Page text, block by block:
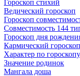
Гороскоп стихий
Ведический гороскоп
Гороскоп
Совместимость 144
Гороскоп дня
Кармический гороскоп
Характер по гороскопу
Значение родинок
Мангала доша